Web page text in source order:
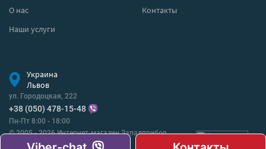
О нас
Контакты
Наши услуги
Украина
Львов
ул. Городоцкая, 222
+38 (050) 478-15-48
Пн-Пт 8:00 - 18:00
© 2005 - 2026 Интернет-магазин Западприбор
Все права защищены.